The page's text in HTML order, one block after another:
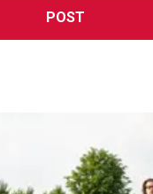
POST